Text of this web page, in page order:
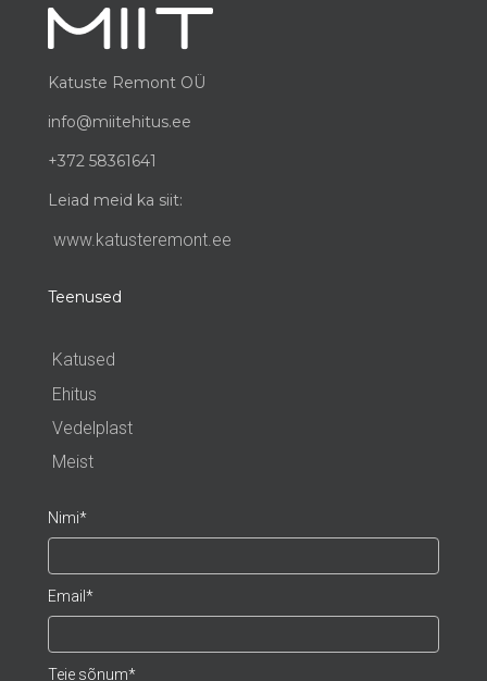
Katuste Remont OÜ
info@miitehitus.ee
+372 58361641
Leiad meid ka siit:
www.katusteremont.ee
Teenused
Katused
Ehitus
Vedelplast
Meist
Nimi
Email
Teie sõnum